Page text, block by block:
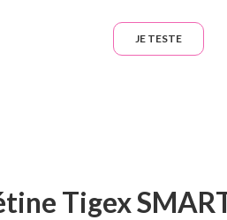
JE TESTE
Tigex